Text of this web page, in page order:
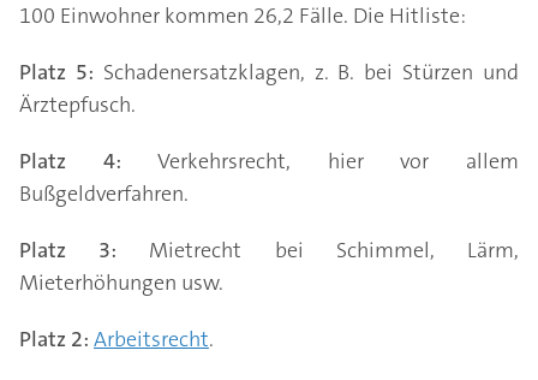
100 Einwohner kommen 26,2 Fälle. Die Hitliste:
Platz 5: Schadenersatzklagen, z. B. bei Stürzen und
Ärztepfusch.
Platz 4:Verkehrsrecht, hier vor allem
Bußgeldverfahren.
Platz 3: Mietrecht bei Schimmel, Lärm,
Mieterhöhungen usw.
Platz 2: Arbeitsrecht.